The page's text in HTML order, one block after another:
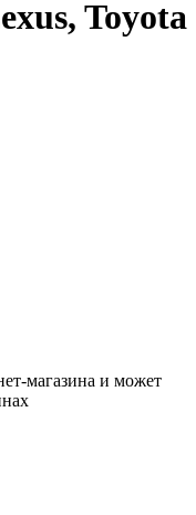
Toyota
магазина и может